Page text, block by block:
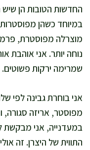
החדשות הטובות הן שיש
במיוחד כשהן מפוסטרות
מוצרלה מפוסטרת,
נוחה יותר. אני אוהבת
שמרימה ירקות פשוטים.
אני בוחרת גבינה לפי
מפוסטר, אריזה סגורה,
במעדנייה, אני מבקשת
התווית של היצרן. זה